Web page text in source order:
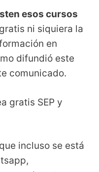
esos cursos
ni siquiera la
en
difundió este
comunicado.
incluso se está